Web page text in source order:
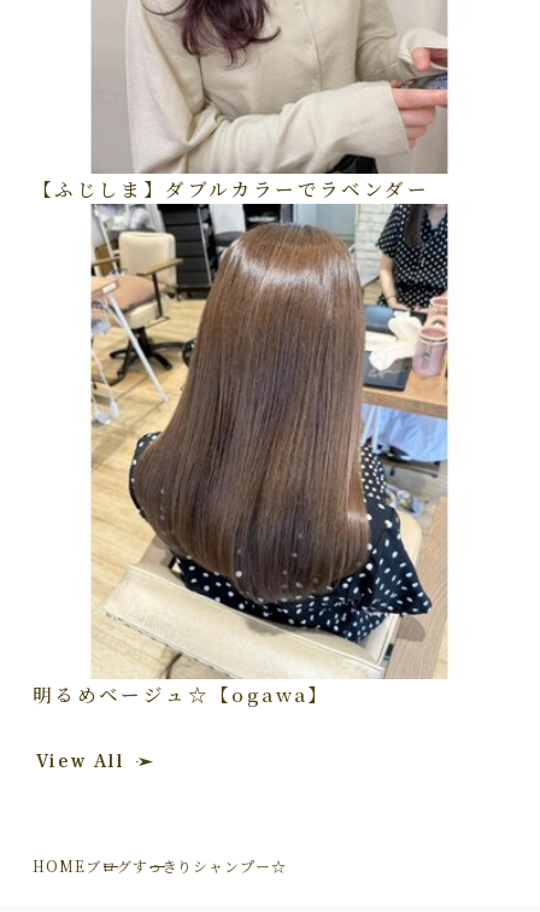
【ふじしま】ダブルカラーでラベンダー
明るめベージュ☆【ogawa】
View All
HOMEブログすっきりシャンプー☆